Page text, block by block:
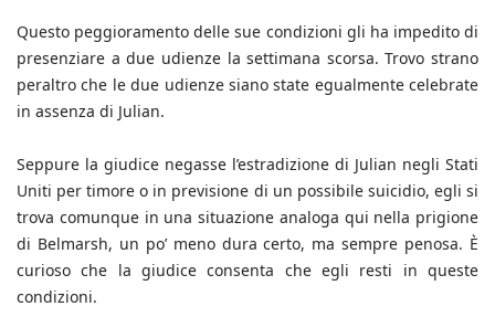
Questo peggioramento delle sue condizioni gli ha impedito di
presenziare a due udienze la settimana scorsa. Trovo strano
peraltro che le due udienze siano state egualmente celebrate
in assenza di Julian.
Seppure la giudice negasse l’estradizione di Julian negli Stati
Uniti per timore o in previsione di un possibile suicidio, egli si
trova comunque in una situazione analoga qui nella prigione
di Belmarsh, un po’ meno dura certo, ma sempre penosa. È
curioso che la giudice consenta che egli resti in queste
condizioni.